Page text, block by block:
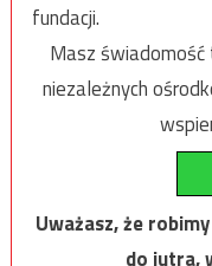
fundacji.
Masz
niezależnych
Uważasz, że
do jutra,